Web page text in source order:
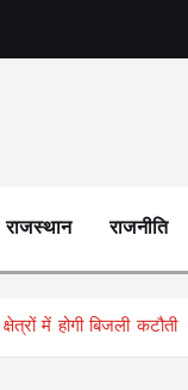
राजस्थान राजनीति
में होगी बिजली कटौती